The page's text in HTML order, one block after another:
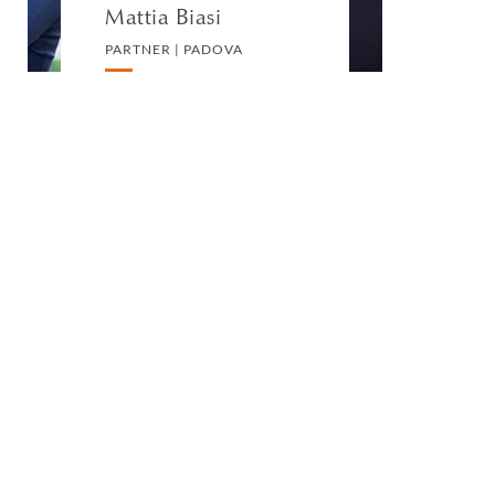
Mattia Biasi
PARTNER | PADOVA